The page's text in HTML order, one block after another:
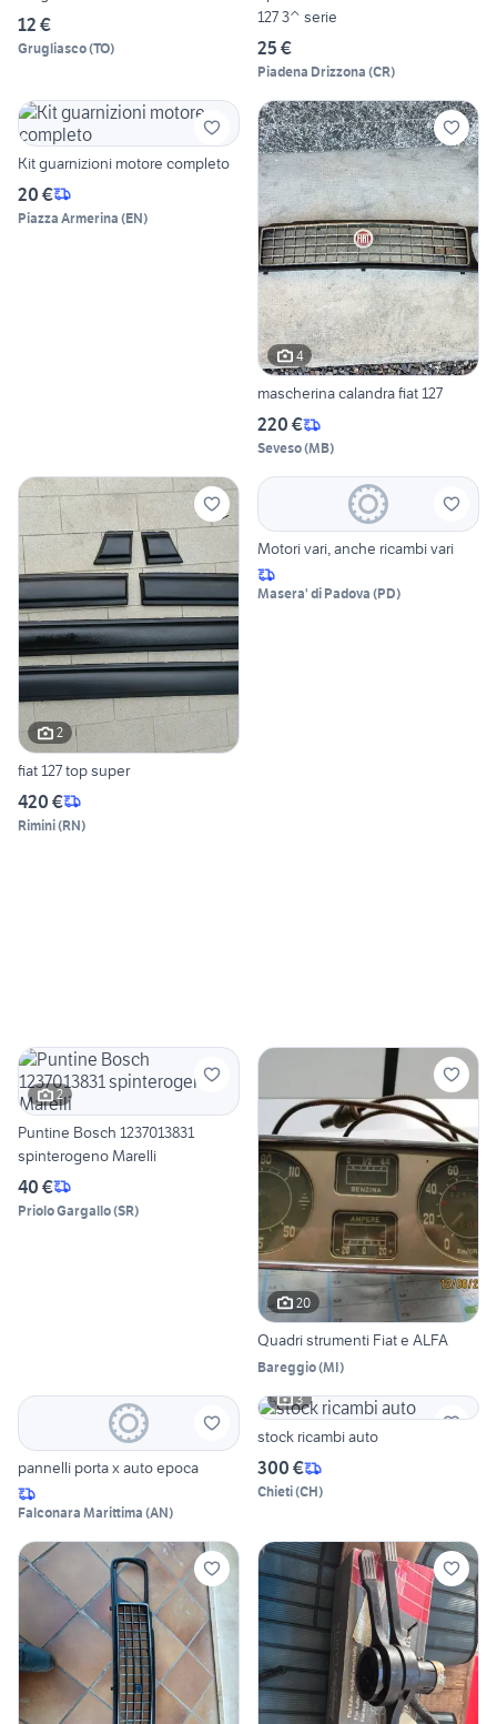
12 €
Grugliasco(TO)
127 3^ serie
25 €
Piadena Drizzona (CR)
Kit guarnizioni motore completo
20 €
Piazza Armerina (EN)
4
mascherina calandra fiat 127
220 €
Seveso(MB)
2
fiat 127 top super
420 €
Rimini(RN)
Motori vari, anche ricambi vari
Masera' di Padova (PD)
2
Puntine Bosch 1237013831
spinterogeno Marelli
40 €
Priolo Gargallo(SR)
20
Quadri strumenti Fiat e ALFA
Bareggio(MI)
pannelli porta x auto epoca
Falconara Marittima (AN)
3
stock ricambi auto
300 €
Chieti(CH)